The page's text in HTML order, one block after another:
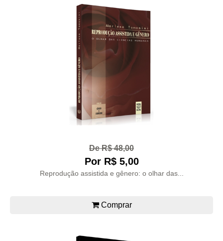
De R$ 48,00
Por R$ 5,00
Reprodução assistida e gênero: o olhar das...
Comprar